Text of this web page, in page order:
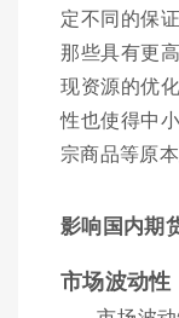
定不同的保
那些具有更
现资源的优
性也使得中
宗商品等原
影响国内期
市场波动性